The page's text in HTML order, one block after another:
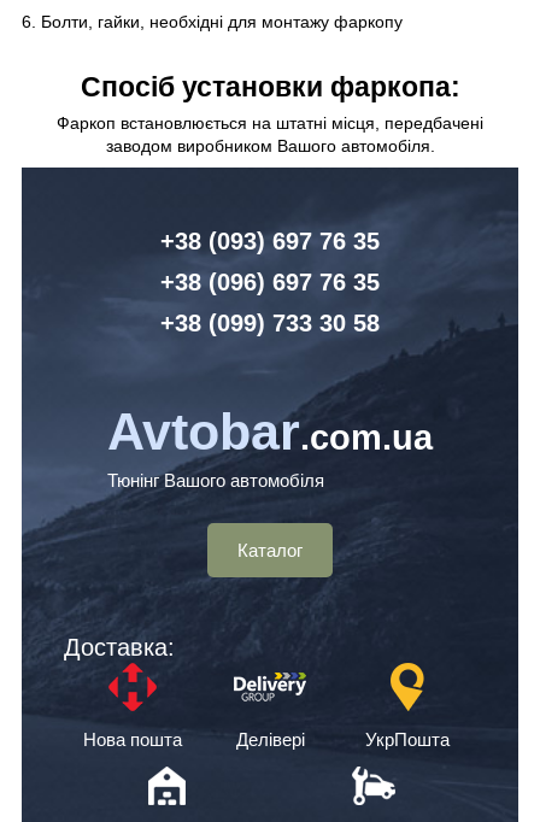
6. Болти, гайки, необхідні для монтажу фаркопу
Спосіб установки фаркопа:
Фаркоп встановлюється на штатні місця, передбачені
заводом виробником Вашого автомобіля.
+38 (093) 697 76 35
+38 (096) 697 76 35
+38 (099) 733 30 58
Avtobar.com.ua
Тюнінг Вашого автомобіля
Каталог
Доставка:
Нова пошта Делівері УкрПошта